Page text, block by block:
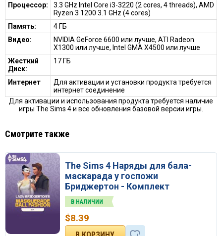
Процессор:
3.3 GHz Intel Core i3-3220 (2 cores, 4 threads), AMD
Ryzen 3 1200 3.1 GHz (4 cores)
Память:
4 ГБ
Видео:
NVIDIA GeForce 6600 или лучше, ATI Radeon
X1300 или лучше, Intel GMA X4500 или лучше
Жесткий
Диск:
17 ГБ
Интернет
Для активации и установки продукта требуется
интернет соединение
Для активации и использования продукта требуется наличие
игры The Sims 4 и все обновления базовой версии игры.
Смотрите также
The Sims 4 Наряды для бала-
маскарада у госпожи
Бриджертон - Комплект
В НАЛИЧИИ
$8.39